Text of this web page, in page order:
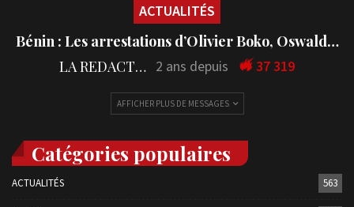
ACTUALITÉS
Bénin : Les arrestations d’Olivier Boko, Oswald…
LA REDACTION 2 ans depuis 37 319
AFFICHER PLUS DE MESSAGES
Catégories populaires
ACTUALITÉS 563